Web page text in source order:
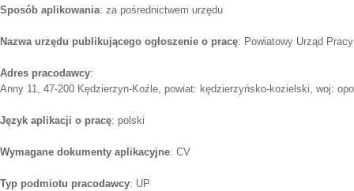
Sposób aplikowania: za pośrednictwem urzędu
Nazwa urzędu publikującego ogłoszenie o pracę: Powiatowy Urząd
Adres pracodawcy:
Anny 11, 47-200 Kędzierzyn-Koźle, powiat: kędzierzyńsko-kozielski, woj:
Język aplikacji o pracę: polski
Wymagane dokumenty aplikacyjne: CV
Typ podmiotu pracodawcy: UP